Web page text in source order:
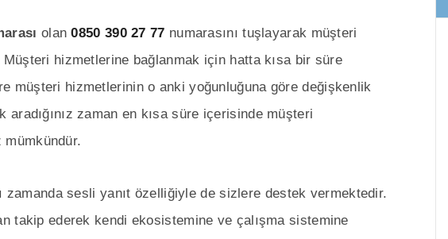
olan0850 390 27 77 numarasını tuşlayarak müşteri
hizmetlerine bağlanmak için hatta kısa bir süre
müşteri hizmetlerinin o anki yoğunluğuna göre değişkenlik
zaman en kısa süre içerisinde müşteri
zamanda sesli yanıt özelliğiyle de sizlere destek vermektedir.
takip ederek kendi ekosistemine ve çalışma sistemine